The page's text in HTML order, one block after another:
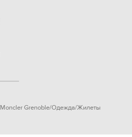
Moncler Grenoble Одежда Жилеты